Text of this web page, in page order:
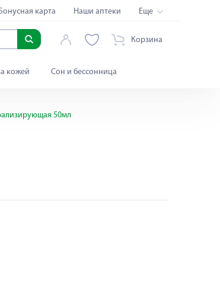
Бонусная карта Наши аптеки Еще
Корзина
кожей Сон и бессонница
50мл